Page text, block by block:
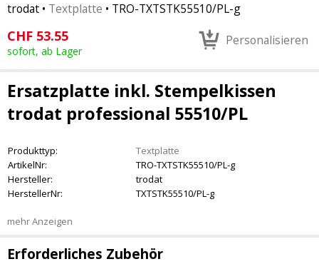
trodat • Textplatte • TRO-TXTSTK55510/PL-g
CHF 53.55
sofort, ab Lager
Personalisieren
Ersatzplatte inkl. Stempelkissen
trodat professional 55510/PL
Produkttyp:
Textplatte
ArtikelNr:
TRO-TXTSTK55510/PL-g
Hersteller:
trodat
HerstellerNr:
TXTSTK55510/PL-g
mehr Anzeigen
Erforderliches Zubehör